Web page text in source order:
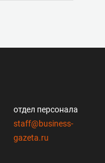
отдел персонала
staff@business-
gazeta.ru